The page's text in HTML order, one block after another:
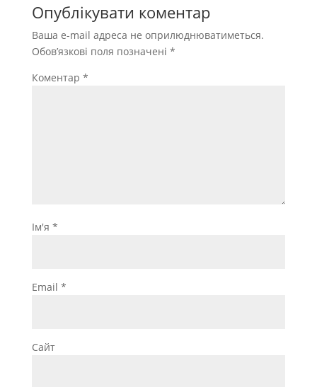
Опублікувати коментар
Ваша e-mail адреса не оприлюднюватиметься.
Обов’язкові поля позначені *
Коментар *
Ім'я *
Email *
Сайт